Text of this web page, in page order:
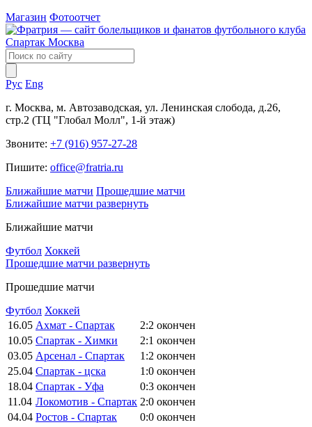
Магазин Фотоотчет
Рус Eng
г. Москва, м. Автозаводская, ул. Ленинская слобода, д.26,
стр.2 (ТЦ "Глобал Молл", 1-й этаж)
Звоните: +7 (916) 957-27-28
Пишите: office@fratria.ru
Ближайшие матчи Прошедшие матчи
Ближайшие матчи развернуть
Ближайшие матчи
Футбол Хоккей
Прошедшие матчи развернуть
Прошедшие матчи
Футбол Хоккей
16.05 Ахмат - Спартак 2:2 окончен
10.05 Спартак - Химки 2:1 окончен
03.05 Арсенал - Спартак 1:2 окончен
25.04 Спартак - цска 1:0 окончен
18.04 Спартак - Уфа 0:3 окончен
11.04 Локомотив - Спартак 2:0 окончен
04.04 Ростов - Спартак 0:0 окончен